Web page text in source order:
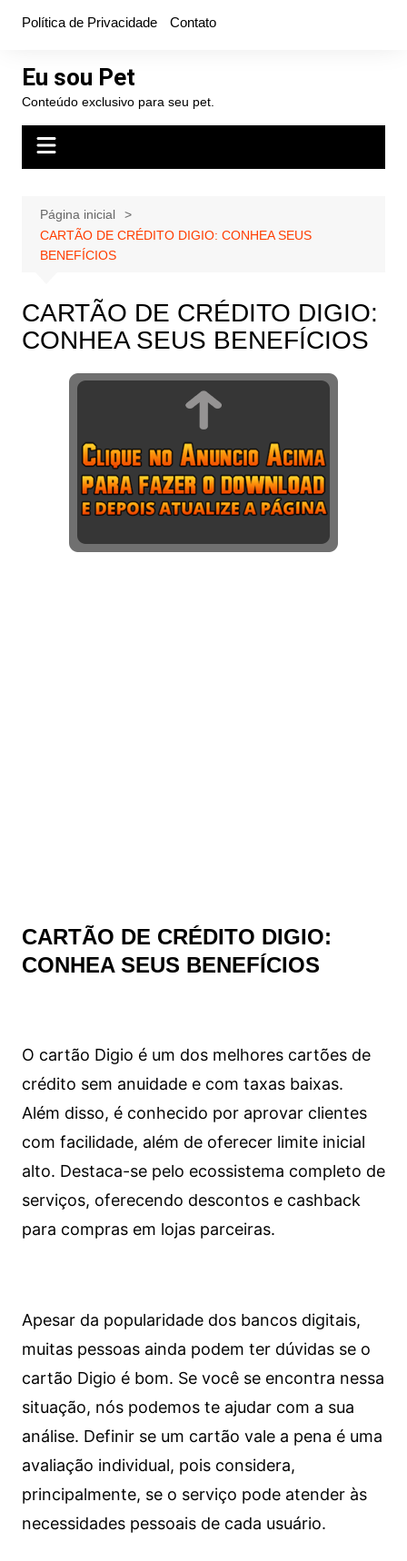
conteúdo
Política de Privacidade Contato
Eu sou Pet
Conteúdo exclusivo para seu pet.
Página inicial
CARTÃO DE CRÉDITO DIGIO: CONHEA SEUS
BENEFÍCIOS
CARTÃO DE CRÉDITO DIGIO:
CONHEA SEUS BENEFÍCIOS
CARTÃO DE CRÉDITO DIGIO:
CONHEA SEUS BENEFÍCIOS
O cartão Digio é um dos melhores cartões de
crédito sem anuidade e com taxas baixas.
Além disso, é conhecido por aprovar clientes
com facilidade, além de oferecer limite inicial
alto. Destaca-se pelo ecossistema completo de
serviços, oferecendo descontos e cashback
para compras em lojas parceiras.
Apesar da popularidade dos bancos digitais,
muitas pessoas ainda podem ter dúvidas se o
cartão Digio é bom. Se você se encontra nessa
situação, nós podemos te ajudar com a sua
análise. Definir se um cartão vale a pena é uma
avaliação individual, pois considera,
principalmente, se o serviço pode atender às
necessidades pessoais de cada usuário.